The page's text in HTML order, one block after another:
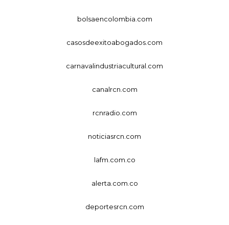
bolsaencolombia.com
casosdeexitoabogados.com
carnavalindustriacultural.com
canalrcn.com
rcnradio.com
noticiasrcn.com
lafm.com.co
alerta.com.co
deportesrcn.com